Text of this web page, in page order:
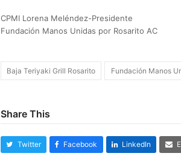
CPMI Lorena Meléndez-Presidente
Fundación Manos Unidas por Rosarito AC
Baja Teriyaki Grill Rosarito Fundación Manos
Share This
Twitter Facebook LinkedIn